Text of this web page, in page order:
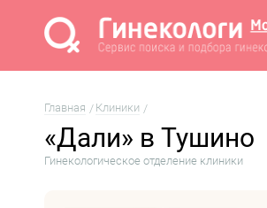
Главная Клиники
«Дали» в Тушино
Гинекологическое отделение клиники